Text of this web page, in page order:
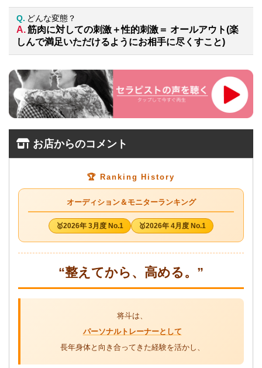
どんな変態？
筋肉に対しての刺激＋性的刺激＝ オールアウト(楽
しんで満足いただけるようにお相手に尽くすこと)
お店からのコメント
🏆 Ranking History
オーディション＆モニターランキング
2026年 3月度 No.1 2026年 4月度 No.1
“整えてから、高める。”
将斗は、
パーソナルトレーナーとして
長年身体と向き合ってきた経験を活かし、